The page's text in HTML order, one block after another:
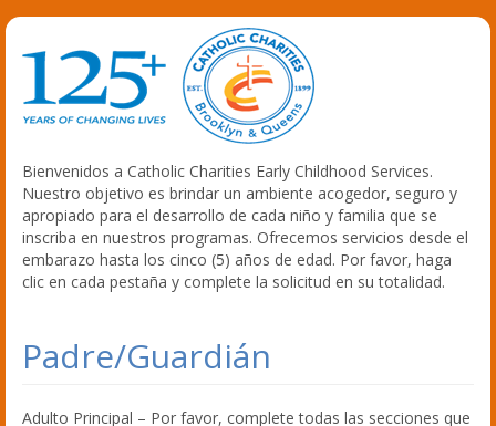
Bienvenidos a Catholic Charities Early Childhood Services.
Nuestro objetivo es brindar un ambiente acogedor, seguro y
apropiado para el desarrollo de cada niño y familia que se
inscriba en nuestros programas. Ofrecemos servicios desde el
embarazo hasta los cinco (5) años de edad. Por favor, haga
clic en cada pestaña y complete la solicitud en su totalidad.
Padre/Guardián
Adulto Principal – Por favor, complete todas las secciones que